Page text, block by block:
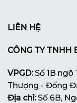
LIÊN HỆ
CÔNG TY TNHH
VPGD:Số 1B ngõ
Thượng - Đống
Địa chỉ:Số 6B,